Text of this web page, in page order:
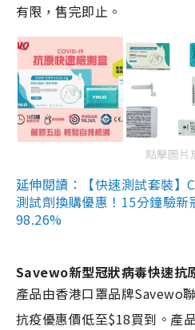
有限，售完即止。
點擊圖片
延伸閱讀：【快速測試套裝】
測試劑換購優惠！15分鐘驗新
98.26%
Savewo新型冠狀病毒快速抗
產品由香港口罩品牌Savewo
抗疫優惠價低至$18買到。產